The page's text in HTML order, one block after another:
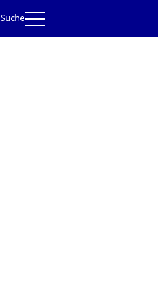
Suche